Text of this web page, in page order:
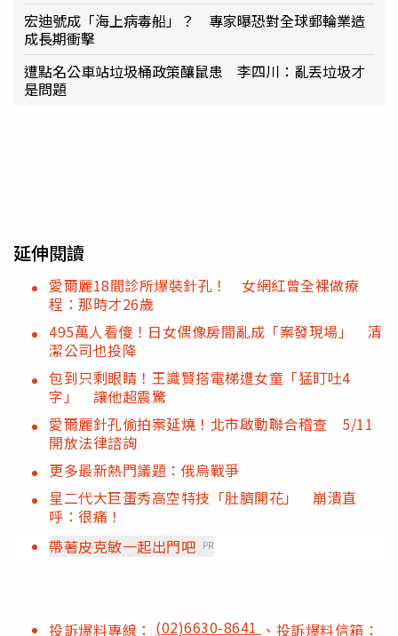
宏迪號成「海上病毒船」？ 專家曝恐對全球郵輪業造
成長期衝擊
遭點名公車站垃圾桶政策釀鼠患 李四川：亂丟垃圾才
是問題
延伸閱讀
愛爾麗18間診所爆裝針孔！ 女網紅曾全裸做療
程：那時才26歲
495萬人看傻！日女偶像房間亂成「案發現場」 清
潔公司也投降
包到只剩眼睛！王識賢搭電梯遭女童「猛盯吐4
字」 讓他超震驚
愛爾麗針孔偷拍案延燒！北市啟動聯合稽查 5/11
開放法律諮詢
更多最新熱門議題：俄烏戰爭
星二代大巨蛋秀高空特技「肚臍開花」 崩潰直
呼：很痛！
帶著皮克敏一起出門吧 PR
投訴爆料專線： (02)6630-8641 、投訴爆料信箱：